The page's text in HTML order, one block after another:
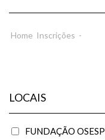
Home Inscrições -
LOCAIS
FUNDAÇÃO OSESP